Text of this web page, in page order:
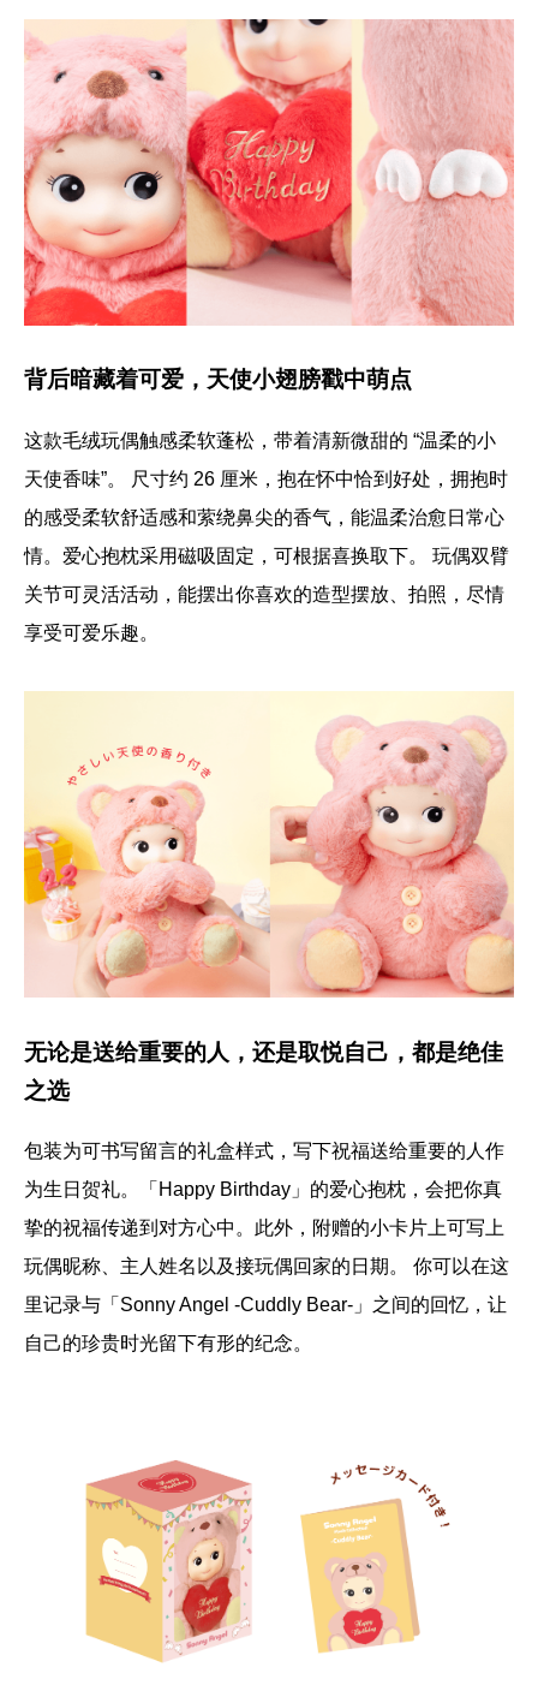
背后暗藏着可爱，天使小翅膀戳中萌点
这款毛绒玩偶触感柔软蓬松，带着清新微甜的 “温柔的小
天使香味”。 尺寸约 26 厘米，抱在怀中恰到好处，拥抱时
的感受柔软舒适感和萦绕鼻尖的香气，能温柔治愈日常心
情。爱心抱枕采用磁吸固定，可根据喜换取下。 玩偶双臂
关节可灵活活动，能摆出你喜欢的造型摆放、拍照，尽情
享受可爱乐趣。
无论是送给重要的人，还是取悦自己，都是绝佳
之选
包装为可书写留言的礼盒样式，写下祝福送给重要的人作
为生日贺礼。「Happy Birthday」的爱心抱枕，会把你真
挚的祝福传递到对方心中。此外，附赠的小卡片上可写上
玩偶昵称、主人姓名以及接玩偶回家的日期。 你可以在这
里记录与「Sonny Angel -Cuddly Bear-」之间的回忆，让
自己的珍贵时光留下有形的纪念。